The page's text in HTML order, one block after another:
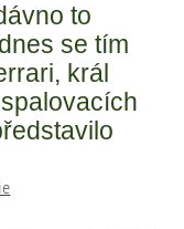
to
se tím
král